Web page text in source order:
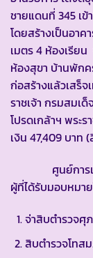
ชายแดนที่ 345 เ
โดยสร้างเป็นอาค
เมตร 4 ห้องเรียน
ห้องสุขา บ้านพักค
ก่อสร้างแล้วเสร็จ
ราชเจ้า กรมสมเ
โปรดเกล้าฯ พระ
เงิน 47,409 บาท
ศูนย์การเรียน
ผู้ที่ได้รับมอบหมา
จ่าสิบตำรว
สิบตำรวจโ